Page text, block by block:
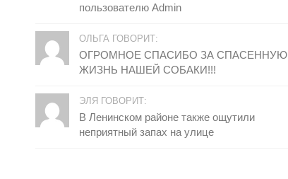
пользователю Admin
ОЛЬГА ГОВОРИТ:
ОГРОМНОЕ СПАСИБО ЗА СПАСЕННУЮ
ЖИЗНЬ НАШЕЙ СОБАКИ!!!
ЭЛЯ ГОВОРИТ:
В Ленинском районе также ощутили
неприятный запах на улице